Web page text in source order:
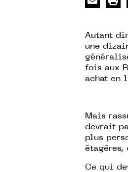
Autant
une
fois aux
achat en
Mais
devrait
plus
étagères,
Ce qui